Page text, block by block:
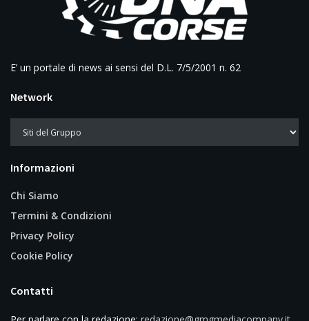
E’ un portale di news ai sensi del D.L. 7/5/2001 n. 62
Network
Informazioni
Chi Siamo
Termini & Condizioni
Privacy Policy
Cookie Policy
Contatti